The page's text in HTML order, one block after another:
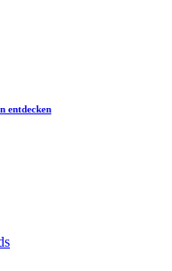
entdecken